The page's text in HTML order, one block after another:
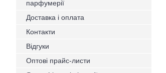
парфумерії
Доставка і оплата
Контакти
Відгуки
Оптові прайс-листи